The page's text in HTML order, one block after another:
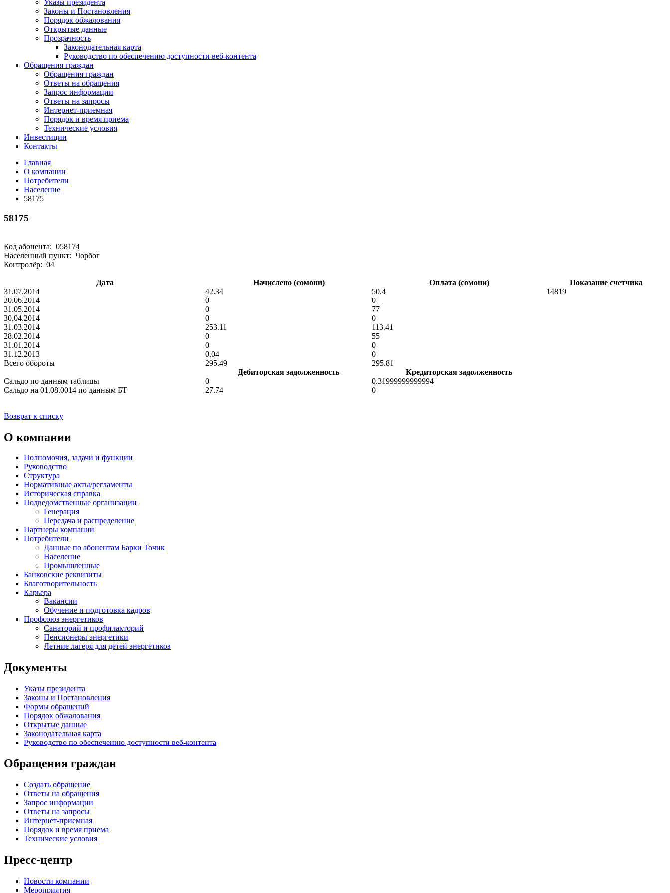
Указы президента
Законы и Постановления
Порядок обжалования
Открытые данные
Прозрачность
Законодательная карта
Руководство по обеспечению доступности веб-контента
Обращения граждан
Обращения граждан
Ответы на обращения
Запрос информации
Ответы на запросы
Интернет-приемная
Порядок и время приема
Технические условия
Инвестиции
Контакты
Главная
О компании
Потребители
Население
58175
58175
Код абонента: 058174
Населенный пункт: Чорбог
Контролёр: 04
Дата Начислено (сомони) Оплата (сомони)
Показание счетчика
31.07.2014
42.34 50.4
14819
30.06.2014
0
0
31.05.2014
0
77
30.04.2014
0
0
31.03.2014
253.11
113.41
28.02.2014
0
55
31.01.2014
0
0
31.12.2013
0.04
0
Всего обороты
295.49
295.81
Дебиторская задолженность
Кредиторская задолженность
Сальдо по данным таблицы
0
0.31999999999994
Сальдо на 01.08.0014 по данным БТ
27.74 0
Возврат к списку
О компании
Полномочия, задачи и функции
Руководство
Структура
Нормативные акты/регламенты
Историческая справка
Подведомственные организации
Генерация
Передача и распределение
Партнеры компании
Потребители
Данные по абонентам Барки Точик
Население
Промышленные
Банковские реквизиты
Благотворительность
Карьера
Вакансии
Обучение и подготовка кадров
Профсоюз энергетиков
Санаторий и профилакторий
Пенсионеры энергетики
Летние лагеря для детей энергетиков
Документы
Указы президента
Законы и Постановления
Формы обращений
Порядок обжалования
Открытые данные
Законодательная карта
Руководство по обеспечению доступности веб-контента
Обращения граждан
Создать обращение
Ответы на обращения
Запрос информации
Ответы на запросы
Интернет-приемная
Порядок и время приема
Технические условия
Пресс-центр
Новости компании
Мероприятия